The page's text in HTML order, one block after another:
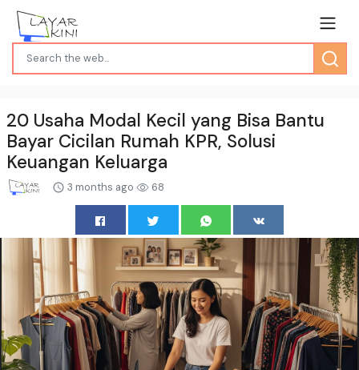
20 Usaha Modal Kecil yang Bisa Bantu
Bayar Cicilan Rumah KPR, Solusi
Keuangan Keluarga
3 months ago 68